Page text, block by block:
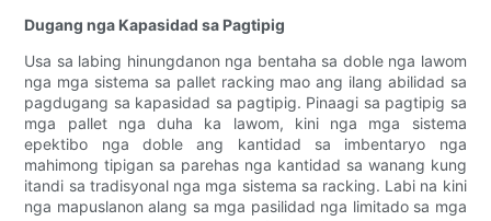
Dugang nga Kapasidad sa Pagtipig
Usa sa labing hinungdanon nga bentaha sa doble nga lawom
nga mga sistema sa pallet racking mao ang ilang abilidad sa
pagdugang sa kapasidad sa pagtipig. Pinaagi sa pagtipig sa
mga pallet nga duha ka lawom, kini nga mga sistema
epektibo nga doble ang kantidad sa imbentaryo nga
mahimong tipigan sa parehas nga kantidad sa wanang kung
itandi sa tradisyonal nga mga sistema sa racking. Labi na kini
nga mapuslanon alang sa mga pasilidad nga limitado sa mga